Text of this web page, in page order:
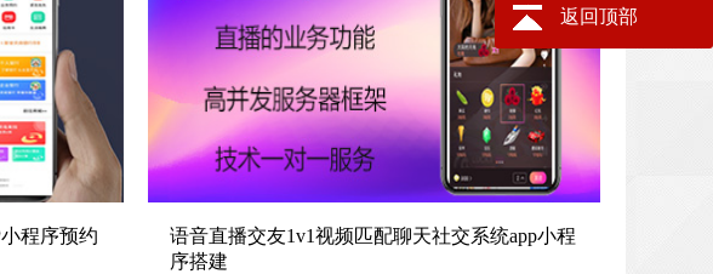
预约服务缴费系
程序预约
语音直播交友1v1视频匹配聊天社交系统app小程序搭建
语音直播交友1v1视频匹配聊天社交系统app小程
序搭建
返回顶部